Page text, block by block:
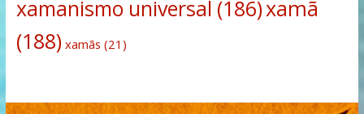
xamanismo universal (186)xamã
(188) xamãs (21)